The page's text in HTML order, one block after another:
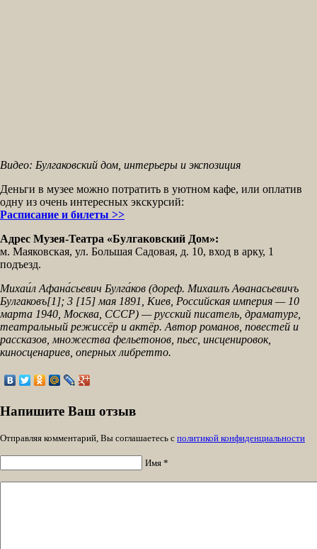
Видео: Булгаковский дом, интерьеры и экспозиция
Деньги в музее можно потратить в уютном кафе, или оплатив
одну из очень интересных экскурсий:
Расписание и билеты >>
Адрес Музея-Театра «Булгаковский Дом»:
м. Маяковская, ул. Большая Садовая, д. 10, вход в арку, 1
подъезд.
Михаи́л Афана́сьевич Булга́ков (дореф. Михаилъ Аѳанасьевичъ
Булгаковъ[1]; 3 [15] мая 1891, Киев, Российская империя — 10
марта 1940, Москва, СССР) — русский писатель, драматург,
театральный режиссёр и актёр. Автор романов, повестей и
рассказов, множества фельетонов, пьес, инсценировок,
киносценариев, оперных либретто.
Напишите Ваш отзыв
Отправляя комментарий, Вы соглашаетесь с политикой конфиденциальности
Имя *